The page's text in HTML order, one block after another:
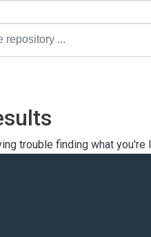
trouble finding what